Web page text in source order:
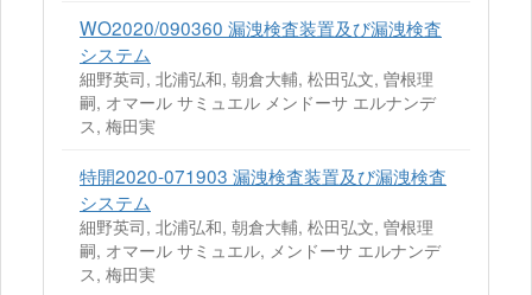
WO2020/090360 漏洩検査装置及び漏洩検査
システム
細野英司, 北浦弘和, 朝倉大輔, 松田弘文, 曽根理
嗣, オマール サミュエル メンドーサ エルナンデ
ス, 梅田実
特開2020-071903 漏洩検査装置及び漏洩検査
システム
細野英司, 北浦弘和, 朝倉大輔, 松田弘文, 曽根理
嗣, オマール サミュエル, メンドーサ エルナンデ
ス, 梅田実